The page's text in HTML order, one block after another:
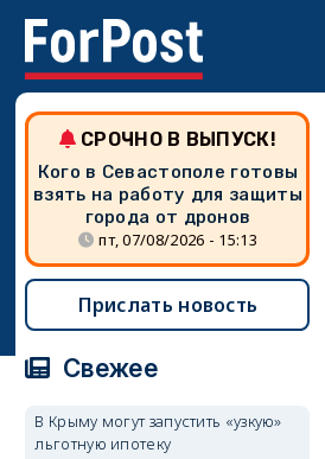
СРОЧНО В ВЫПУСК!
Кого в Севастополе готовы
взять на работу для защиты
города от дронов
пт, 07/08/2026 - 15:13
Прислать новость
Свежее
В Крыму могут запустить «узкую»
льготную ипотеку